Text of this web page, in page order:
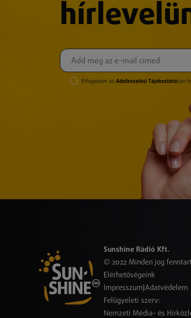
Elfogadom az Adatkezelési Tájékoztatóban
Sunshine Rádió Kft.
© 2022 Minden jog
Elérhetőségeink
Impresszum Adatvédelem
Felügyeleti szerv:
Nemzeti Média- és